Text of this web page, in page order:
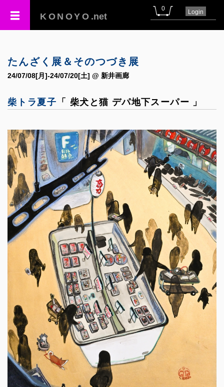
KONOYO .net
0 Login
たんざく展＆そのつづき展
24/07/08[月]-24/07/20[土] @ 新井画廊
柴トラ夏子 「 柴犬と猫 デパ地下スーパー 」